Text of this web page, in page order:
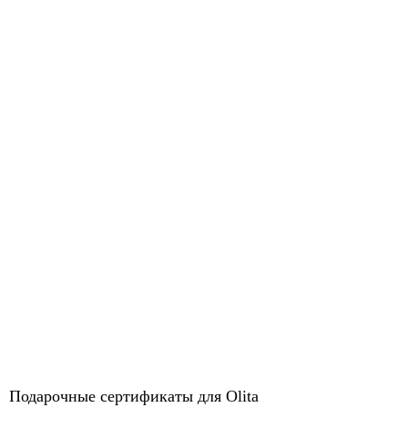
Подарочные сертификаты для Olita